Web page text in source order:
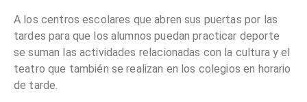
A los centros escolares que abren sus puertas por las
tardes para que los alumnos puedan practicar deporte
se suman las actividades relacionadas con la cultura y el
teatro que también se realizan en los colegios en horario
de tarde.